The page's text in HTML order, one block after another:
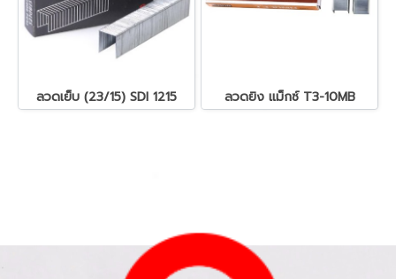
ลวดเย็บ (23/15) SDI 1215 ลวดยิง แม็กซ์ T3-10MB